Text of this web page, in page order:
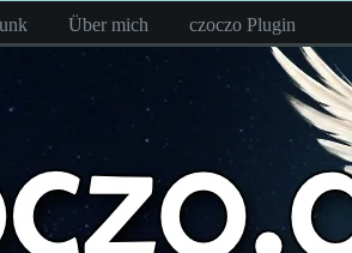
Über mich czoczo Plugin